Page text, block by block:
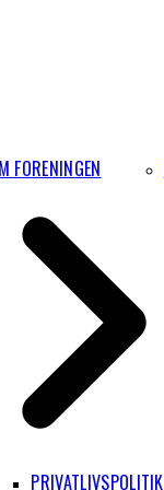
FORENINGEN
PRIVATLIVSPOLITIK